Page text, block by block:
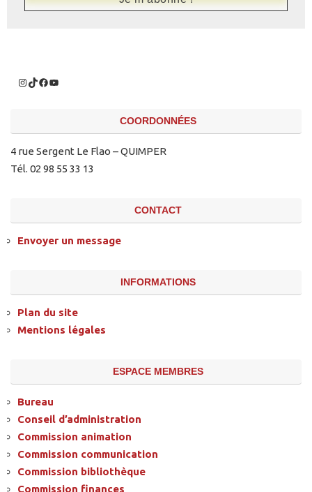
COORDONNÉES
4 rue Sergent Le Flao – QUIMPER
Tél. 02 98 55 33 13
CONTACT
Envoyer un message
INFORMATIONS
Plan du site
Mentions légales
ESPACE MEMBRES
Bureau
Conseil d’administration
Commission animation
Commission communication
Commission bibliothèque
Commission finances